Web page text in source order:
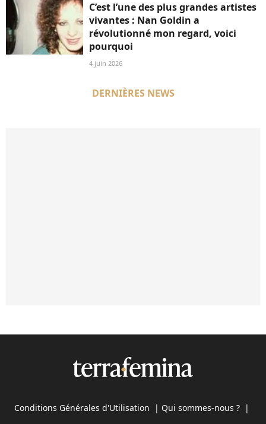
C’est l’une des plus grandes artistes
vivantes : Nan Goldin a
révolutionné mon regard, voici
pourquoi
4 juin 2026
DERNIÈRES NEWS
Conditions Générales d'Utilisation | Qui sommes-nous ? |